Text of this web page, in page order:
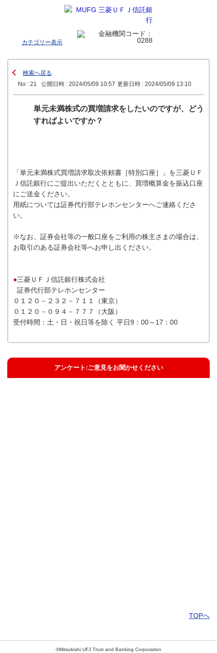
カテゴリー表示
検索へ戻る
No : 21
公開日時 : 2024/05/09 10:57 更新日時 : 2024/05/09 13:10
単元未満株式の買増請求をしたいのですが、どう
すればよいですか？
「単元未満株式買増請求取次依頼書［特別口座］」を三菱ＵＦ
Ｊ信託銀行にご提出いただくとともに、買増概算金を振込口座
にご送金ください。
用紙については証券代行部テレホンセンターへご連絡くださ
い。
※なお、証券会社等の一般口座をご利用の株主さまの場合は、
お取引のある証券会社等へお申し出ください。
●三菱ＵＦＪ信託銀行株式会社
証券代行部テレホンセンター
０１２０－２３２－７１１（東京）
０１２０－０９４－７７７（大阪）
受付時間：土・日・祝日等を除く 平日9：00～17：00
アンケート:ご意見をお聞かせください
TOPへ
©Mitsubishi UFJ Trust and Banking Corporation